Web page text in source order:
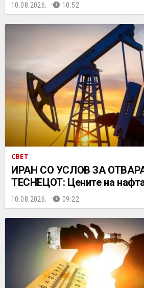
10.08.2026. 10:52
СВЕТ
ИРАН СО УСЛОВ ЗА
ТЕСНЕЦОТ: Цените на
10.08.2026. 09:22